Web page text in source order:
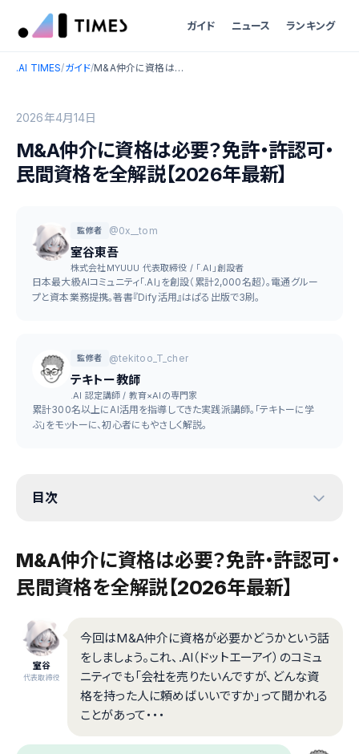
ガイド ニュース ランキング
.AI TIMES/ガイド/ M&A仲介に資格は必要？免許・許認可・民間資格を全解説【2026年最新】
2026年4月14日
M&A仲介に資格は必要？免許・許認可・
民間資格を全解説【2026年最新】
監修者 @0x__tom
室谷東吾
株式会社MYUUU 代表取締役 / 「.AI」創設者
日本最大級AIコミュニティ「.AI」を創設（累計2,000名超）。電通グルー
プと資本業務提携。著書『Dify活用』はぱる出版で3刷。
監修者 @tekitoo_T_cher
テキトー教師
.AI 認定講師 / 教育×AIの専門家
累計300名以上にAI活用を指導してきた実践派講師。「テキトーに学
ぶ」をモットーに、初心者にもやさしく解説。
目次
M&A仲介に資格は必要？免許・許認可・
民間資格を全解説【2026年最新】
室谷
代表取締役
今回はM&A仲介に資格が必要かどうかという話
をしましょう。これ、.AI（ドットエーアイ）のコミュ
ニティでも「会社を売りたいんですが、どんな資
格を持った人に頼めばいいですか」って聞かれる
ことがあって・・・